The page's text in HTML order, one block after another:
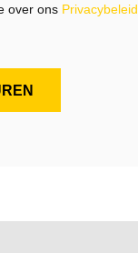
over ons Privacybeleid